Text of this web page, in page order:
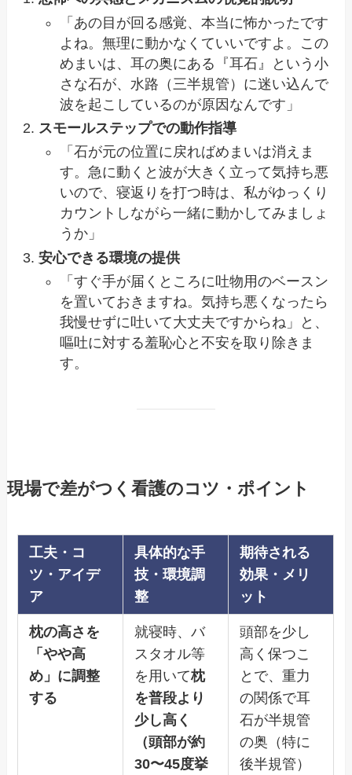
「あの目が回る感覚、本当に怖かったです
よね。無理に動かなくていいですよ。この
めまいは、耳の奥にある『耳石』という小
さな石が、水路（三半規管）に迷い込んで
波を起こしているのが原因なんです」
スモールステップでの動作指導
「石が元の位置に戻ればめまいは消えま
す。急に動くと波が大きく立って気持ち悪
いので、寝返りを打つ時は、私がゆっくり
カウントしながら一緒に動かしてみましょ
うか」
安心できる環境の提供
「すぐ手が届くところに吐物用のベースン
を置いておきますね。気持ち悪くなったら
我慢せずに吐いて大丈夫ですからね」と、
嘔吐に対する羞恥心と不安を取り除きま
す。
現場で差がつく看護のコツ・ポイント
工夫・コ
ツ・アイデ
ア
具体的な手
技・環境調
整
期待される
効果・メリ
ット
枕の高さを
「やや高
め」に調整
する
就寝時、バ
スタオル等
を用いて枕
を普段より
少し高く
（頭部が約
30〜45度挙
頭部を少し
高く保つこ
とで、重力
の関係で耳
石が半規管
の奥（特に
後半規管）